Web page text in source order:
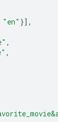
"en" }],
,
,